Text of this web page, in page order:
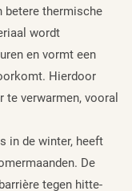
betere thermische
wordt
en vormt een
Hierdoor
verwarmen, vooral
in de winter, heeft
De
tegen hitte-